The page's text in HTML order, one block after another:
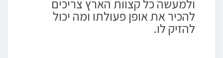
ולמעשה כל קצוות הארץ צריכים
להכיר את אופן פעולתו ומה יכול
להזיק לו.